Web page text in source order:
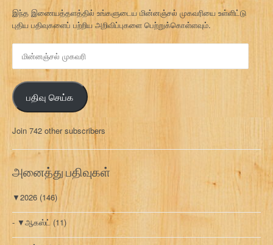
இந்த இணையத்தளத்தில் உங்களுடைய மின்னஞ்சல் முகவரியை உள்ளிட்டு
புதிய பதிவுகளைப் பற்றிய அறிவிப்புகளை பெற்றுக்கொள்ளவும்.
ஞ்
ச
ல்
க
வ
ரி
பதிவு செய்க
Join 742 other subscribers
அனைத்து பதிவுகள்
▼2026 (146)
▼ஆகஸ்ட் (11)